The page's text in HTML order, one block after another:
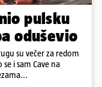
pulsku
oduševio
su večer za redom
i sam Cave na